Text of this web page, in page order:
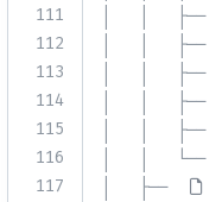
111
112
113
114
115
116
117
│   │   ├──
│   │   ├──
│   │   ├──
│   │   ├──
│   │   ├──
│   │   └──
│   ├──